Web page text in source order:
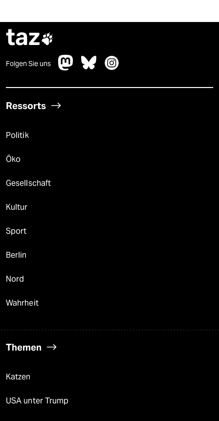
taz
Folgen Sie uns
Ressorts
Politik
Öko
Gesellschaft
Kultur
Sport
Berlin
Nord
Wahrheit
Themen
Katzen
USA unter Trump